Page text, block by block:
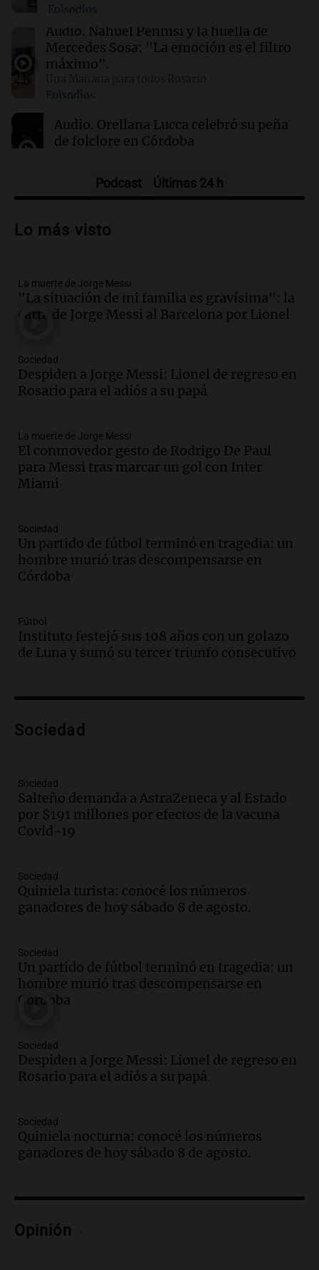
01:49 Mundo
El Pentágono solicita a la industria de defensa
un aumento en la producción de armas
01:31 Ciencia
Reducir alimentos dulces no disminuye
antojos ni mejora la salud, según estudio
Episodios
Audio. Nahuel Pennisi y la huella de
Mercedes Sosa: "La emoción es el filtro
máximo".
Episodios
Audio. Orellana Lucca celebró su peña
de folclore en Córdoba
Audio.Trágico accidente en Mendoza:
vehículos desde un puente
Audio.Tragedia en Mendoza: un muerto
y cinco heridos tras caer dos autos desde
un puente
Audio.Messi llegará esta noche a
Rosario para acompañar a su familia
Episodios
Audio.Ley de Propiedad Privada: el revés
en el Congreso expuso una debilidad
comunicacional del Gobierno
Episodios
Audio.Casabindo se prepara para una
celebración única: 30.000 turistas y el
tradicional Toreo de la Vincha
Audio.Borges, abogada de Pourrain:
"Tres hombres se lo llevaron para
hacerle preguntas y nunca regresó"
Episodios
metros del río Suquía y retiraron hasta
Episodios
Audio.La historia de la servilleta que
firmó Jorge Messi para el primer
contrato de Leo con Barcelona
Audio.Joan Gaspart: "Sin Jorge, no sé si
Messi hubiera llegado adonde llegó"
Audio.El orgullo y el sueño argentino de
Jorge Messi en una entrevista con Rony
Vargas en 2007
Audio.El abuelo de Agostina Vega, tras
las nuevas detenciones: "En esa casa
Episodios
Audio.Una nutricionista derribó el mito
del desayuno ideal: qué alimentos
Podcast Últimas 24 h
Lo más visto
La muerte de Jorge Messi
"La situación de mi familia es gravísima": la
carta de Jorge Messi al Barcelona por Lionel
Sociedad
Despiden a Jorge Messi: Lionel de regreso en
Rosario para el adiós a su papá
La muerte de Jorge Messi
El conmovedor gesto de Rodrigo De Paul
para Messi tras marcar un gol con Inter
Miami
Sociedad
Un partido de fútbol terminó en tragedia: un
hombre murió tras descompensarse en
Córdoba
Fútbol
Instituto festejó sus 108 años con un golazo
de Luna y sumó su tercer triunfo consecutivo
Sociedad
Sociedad
Salteño demanda a AstraZeneca y al Estado
por $191 millones por efectos de la vacuna
Covid-19
Sociedad
Quiniela turista: conocé los números
ganadores de hoy sábado 8 de agosto.
Sociedad
Un partido de fútbol terminó en tragedia: un
hombre murió tras descompensarse en
Córdoba
Sociedad
Despiden a Jorge Messi: Lionel de regreso en
Rosario para el adiós a su papá
Sociedad
Quiniela nocturna: conocé los números
ganadores de hoy sábado 8 de agosto.
Opinión